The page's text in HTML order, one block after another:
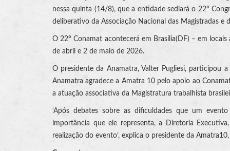
nessa quinta (14/8), que a entidade sediará o 22º
deliberativo da Associação Nacional das Magistradas e
O 22º Conamat acontecerá em Brasília(DF) – em
de abril e 2 de maio de 2026.
O presidente da Anamatra, Valter Pugliesi, participou
Anamatra agradece a Amatra 10 pelo apoio ao
a atuação associativa da Magistratura trabalhista
‘Após debates sobre as dificuldades que um
importância que ele representa, a Diretoria
realização do evento’, explica o presidente da